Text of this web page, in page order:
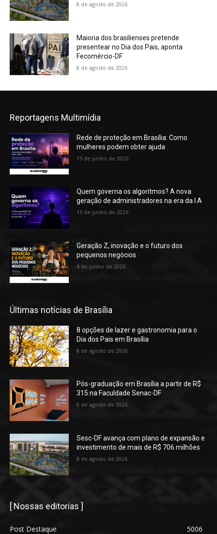
8 de agosto de 2026
Maioria dos brasilienses pretende
presentear no Dia dos Pais, aponta
Fecomércio-DF
8 de agosto de 2026
Reportagens Multimídia
Rede de proteção em Brasília: Como
mulheres podem obter ajuda
15 de junho de 2026
Quem governa os algoritmos? A nova
geração de administradores na era da I.A
15 de junho de 2026
Geração Z, inovação e o futuro dos
pequenos negócios
4 de junho de 2026
Últimas notícias de Brasília
8 opções de lazer e gastronomia para o
Dia dos Pais em Brasília
8 de agosto de 2026
Pós-graduação em Brasília a partir de R$
315 na Faculdade Senac-DF
8 de agosto de 2026
Sesc-DF avança com plano de expansão e
investimento de mais de R$ 706 milhões
8 de agosto de 2026
[ Nossas editorias ]
Post Destaque
5006